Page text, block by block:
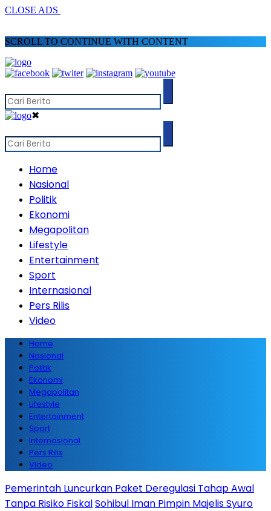
CLOSE ADS
SCROLL TO CONTINUE WITH CONTENT
✖
Home
Nasional
Politik
Ekonomi
Megapolitan
Lifestyle
Entertainment
Sport
Internasional
Pers Rilis
Video
Home
Nasional
Politik
Ekonomi
Megapolitan
Lifestyle
Entertainment
Sport
Internasional
Pers Rilis
Video
Pemerintah Luncurkan Paket Deregulasi Tahap Awal
Tanpa Risiko FiskalSohibul Iman Pimpin Majelis Syuro